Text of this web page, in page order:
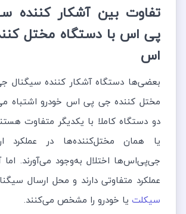
تفاوت بین آشکار کننده
پی اس با دستگاه مختل
اس
بعضی‌ها دستگاه آشکار کننده سیگنال
مختل کننده جی پی اس خودرو اشتباه
دو دستگاه کاملا با یکدیگر متفاوت
یا همان مختل‌کننده‌ها در عملکرد
جی‌پی‌اس‌ها اختلال به‌وجود می‌آورند. اما
عملکرد متفاوتی دارند و محل ارسال
سیکلت یا خودرو را مشخص می‌کنند.